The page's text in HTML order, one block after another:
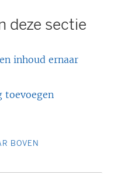
deze sectie
inhoud ernaar
toevoegen
BOVEN